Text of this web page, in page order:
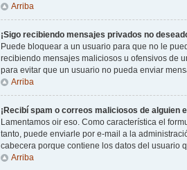
Arriba
¡Sigo recibiendo mensajes privados no
Puede bloquear a un usuario para que no le
recibiendo mensajes maliciosos u ofensivos de
para evitar que un usuario no pueda enviar
Arriba
¡Recibí spam o correos maliciosos de alguien
Lamentamos oir eso. Como característica el
tanto, puede enviarle por e-mail a la
cabecera porque contiene los datos del usuario
Arriba